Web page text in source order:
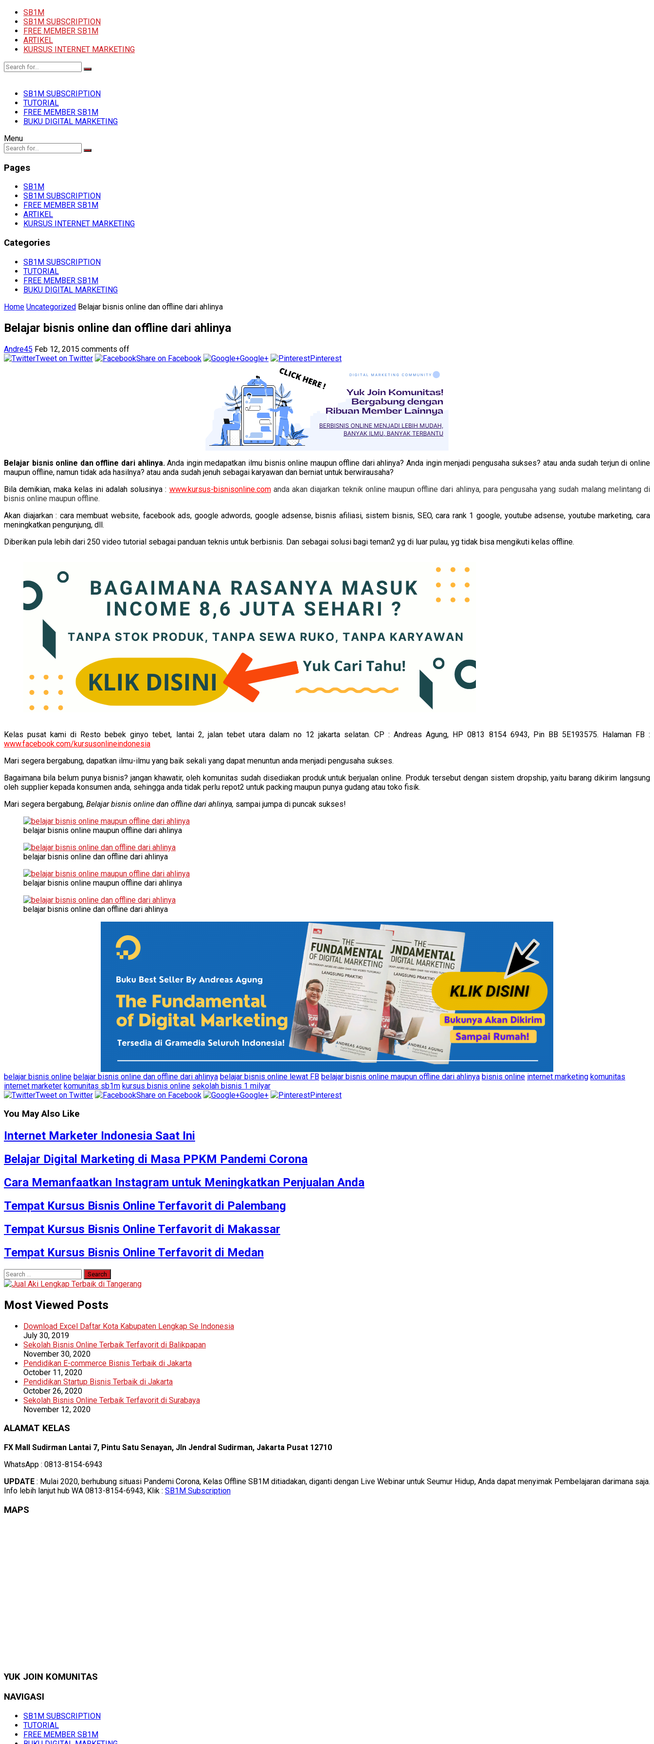
SB1M
SB1M SUBSCRIPTION
FREE MEMBER SB1M
ARTIKEL
KURSUS INTERNET MARKETING
SB1M SUBSCRIPTION
TUTORIAL
FREE MEMBER SB1M
BUKU DIGITAL MARKETING
Menu
Pages
SB1M
SB1M SUBSCRIPTION
FREE MEMBER SB1M
ARTIKEL
KURSUS INTERNET MARKETING
Categories
SB1M SUBSCRIPTION
TUTORIAL
FREE MEMBER SB1M
BUKU DIGITAL MARKETING
Home Uncategorized Belajar bisnis online dan offline dari ahlinya
Belajar bisnis online dan offline dari ahlinya
Andre45 Feb 12, 2015 comments off
Tweet on Twitter
Share on Facebook Google+ Pinterest
Belajar bisnis online dan offline dari ahlinya.Anda ingin medapatkan ilmu bisnis online maupun offline dari ahlinya? Anda ingin menjadi pengusaha sukses? atau anda sudah terjun di online
maupun offline, namun tidak ada hasilnya? atau anda sudah jenuh sebagai karyawan dan berniat untuk berwirausaha?
Bila demikian, maka kelas ini adalah solusinya : www.kursus-bisnisonline.com anda akan diajarkan teknik online maupun offline dari ahlinya, para pengusaha yang sudah malang melintang di
bisnis online maupun offline.
Akan diajarkan : cara membuat website, facebook ads, google adwords, google adsense, bisnis afiliasi, sistem bisnis, SEO, cara rank 1 google, youtube adsense, youtube marketing, cara
meningkatkan pengunjung, dll.
Diberikan pula lebih dari 250 video tutorial sebagai panduan teknis untuk berbisnis. Dan sebagai solusi bagi teman2 yg di luar pulau, yg tidak bisa mengikuti kelas offline.
Kelas pusat kami di Resto bebek ginyo tebet, lantai 2, jalan tebet utara dalam no 12 jakarta selatan. CP : Andreas Agung, HP 0813 8154 6943, Pin BB 5E193575. Halaman FB :
www.facebook.com/kursusonlineindonesia
Mari segera bergabung, dapatkan ilmu-ilmu yang baik sekali yang dapat menuntun anda menjadi pengusaha sukses.
Bagaimana bila belum punya bisnis? jangan khawatir, oleh komunitas sudah disediakan produk untuk berjualan online. Produk tersebut dengan sistem dropship, yaitu barang dikirim langsung
oleh supplier kepada konsumen anda, sehingga anda tidak perlu repot2 untuk packing maupun punya gudang atau toko fisik.
Mari segera bergabung, Belajar bisnis online dan offline dari ahlinya, sampai jumpa di puncak sukses!
belajar bisnis online maupun offline dari ahlinya
belajar bisnis online dan offline dari ahlinya
belajar bisnis online maupun offline dari ahlinya
belajar bisnis online dan offline dari ahlinya
belajar bisnis online belajar bisnis online dan offline dari ahlinya belajar bisnis online lewat FB belajar bisnis online maupun offline dari ahlinya bisnis online internet marketing komunitas
internet marketer komunitas sb1m kursus bisnis online sekolah bisnis 1 milyar
Tweet on Twitter
Share on Facebook Google+ Pinterest
You May Also Like
Internet Marketer Indonesia Saat Ini
Belajar Digital Marketing di Masa PPKM Pandemi Corona
Cara Memanfaatkan Instagram untuk Meningkatkan Penjualan Anda
Tempat Kursus Bisnis Online Terfavorit di Palembang
Tempat Kursus Bisnis Online Terfavorit di Makassar
Tempat Kursus Bisnis Online Terfavorit di Medan
Search
for:
Most Viewed Posts
Download Excel Daftar Kota Kabupaten Lengkap Se Indonesia
July 30, 2019
Sekolah Bisnis Online Terbaik Terfavorit di Balikpapan
November 30, 2020
Pendidikan E-commerce Bisnis Terbaik di Jakarta
October 11, 2020
Pendidikan Startup Bisnis Terbaik di Jakarta
October 26, 2020
Sekolah Bisnis Online Terbaik Terfavorit di Surabaya
November 12, 2020
ALAMAT KELAS
FX Mall Sudirman Lantai 7, Pintu Satu Senayan, Jln Jendral Sudirman, Jakarta Pusat 12710
WhatsApp : 0813-8154-6943
UPDATE : Mulai 2020, berhubung situasi Pandemi Corona, Kelas Offline SB1M ditiadakan, diganti dengan Live Webinar untuk Seumur Hidup, Anda dapat menyimak Pembelajaran darimana saja.
Info lebih lanjut hub WA 0813-8154-6943, Klik : SB1M Subscription
MAPS
YUK JOIN KOMUNITAS
NAVIGASI
SB1M SUBSCRIPTION
TUTORIAL
FREE MEMBER SB1M